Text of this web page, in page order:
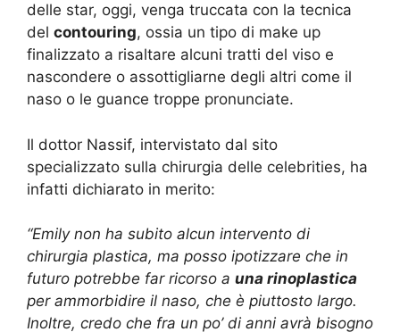
delle star, oggi, venga truccata con la tecnica
del contouring, ossia un tipo di make up
finalizzato a risaltare alcuni tratti del viso e
nascondere o assottigliarne degli altri come il
naso o le guance troppe pronunciate.
Il dottor Nassif, intervistato dal sito
specializzato sulla chirurgia delle celebrities, ha
infatti dichiarato in merito:
“Emily non ha subito alcun intervento di
chirurgia plastica, ma posso ipotizzare che in
futuro potrebbe far ricorso a una rinoplastica
per ammorbidire il naso, che è piuttosto largo.
Inoltre, credo che fra un po’ di anni avrà bisogno